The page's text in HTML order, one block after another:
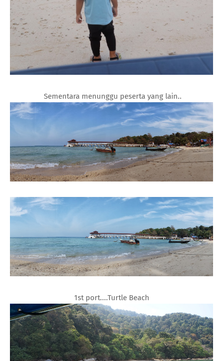
Sementara menunggu peserta yang lain..
1st port....Turtle Beach